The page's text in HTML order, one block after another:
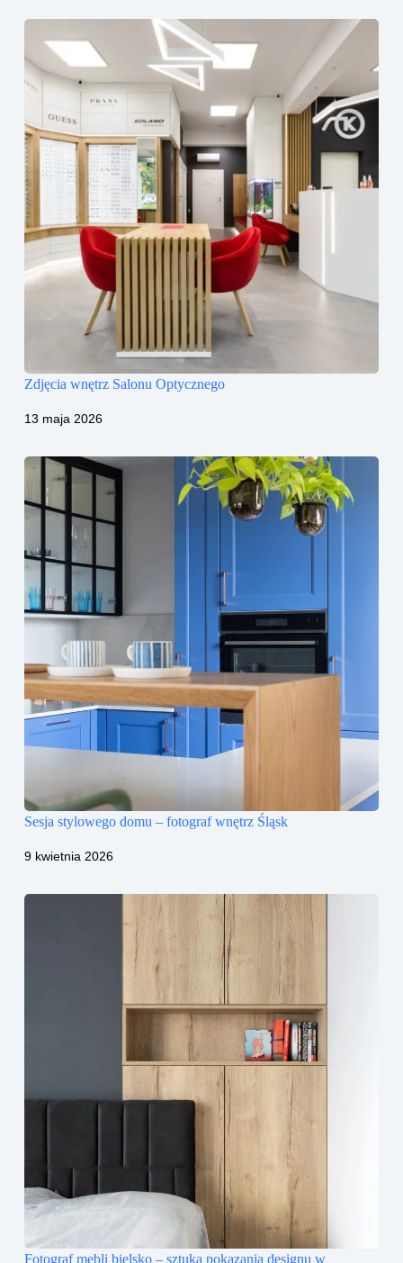
Zdjęcia wnętrz Salonu Optycznego
13 maja 2026
Sesja stylowego domu – fotograf wnętrz Śląsk
9 kwietnia 2026
Fotograf mebli bielsko – sztuka pokazania designu w